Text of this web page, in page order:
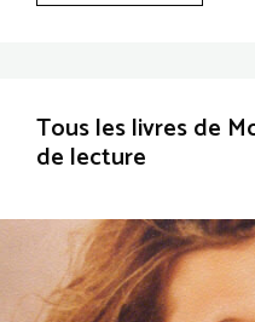
Tous les livres de
de lecture